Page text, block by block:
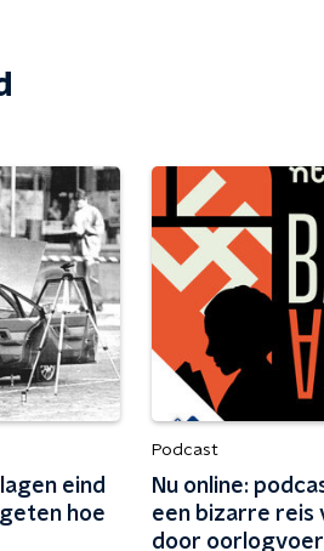
eind
hoe
Podcast
Nu online:
een bizarre reis
door